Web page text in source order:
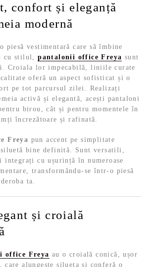
confort și eleganță
modernă
piesă vestimentară care să îmbine
cu stilul,pantalonii office Freya sunt
Croiala lor impecabilă, liniile curate
oferă un aspect sofisticat și o
pe tot parcursul zilei. Realizați
activă și elegantă, acești pantaloni
birou, cât și pentru momentele în
încrezătoare și rafinată.
Freya pun accent pe simplitate
bine definită. Sunt versatili,
cu ușurință în numeroase
transformându-se într-o piesă
ta.
și croială
office Freya au o croială conică, ușor
care alungește silueta și conferă o